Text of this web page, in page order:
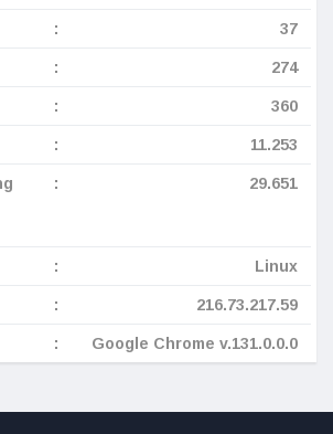
: 37
: 274
: 360
: 11.253
: 29.651
: Linux
: 216.73.217.59
: Google Chrome v.131.0.0.0